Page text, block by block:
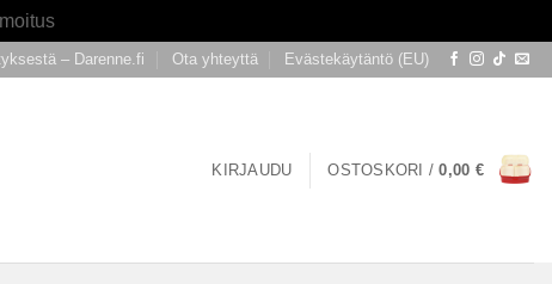
– Darenne.fi Ota yhteyttä Evästekäytäntö (EU)
KIRJAUDU OSTOSKORI /0,00 €